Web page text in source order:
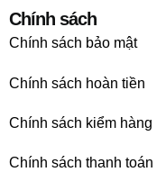
Chính sách
Chính sách bảo mật
Chính sách hoàn tiền
Chính sách kiểm hàng
Chính sách thanh toán